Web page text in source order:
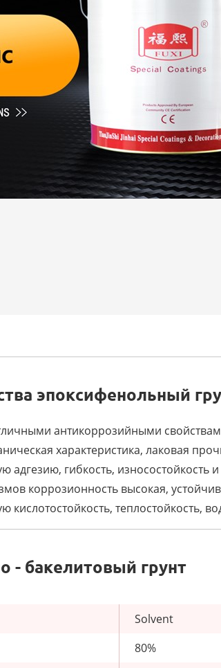
эпоксифенольный
антикоррозийными
характеристика, лаковая
адгезию, гибкость, износостойкость
коррозионность высокая,
кислотостойкость, теплостойкость,
- бакелитовый грунт
Solvent
80%